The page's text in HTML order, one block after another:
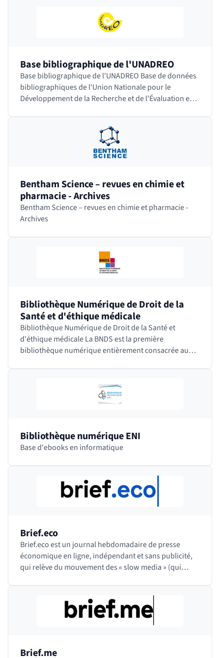
Base bibliographique de l'UNADREO
Base bibliographique de l'UNADREO Base de données
bibliographiques de l'Union Nationale pour le
Développement de la Recherche et de l'Évaluation en
Bentham Science – revues en chimie et
pharmacie - Archives
Bentham Science – revues en chimie et pharmacie -
Archives
Bibliothèque Numérique de Droit de la
Santé et d'éthique médicale
Bibliothèque Numérique de Droit de la Santé et
d'éthique médicale La BNDS est la première
bibliothèque numérique entièrement consacrée au
Bibliothèque numérique ENI
Base d'ebooks en informatique
Brief.eco
Brief.eco est un journal hebdomadaire de presse
économique en ligne, indépendant et sans publicité,
qui relève du mouvement des « slow media » (qui
Brief.me